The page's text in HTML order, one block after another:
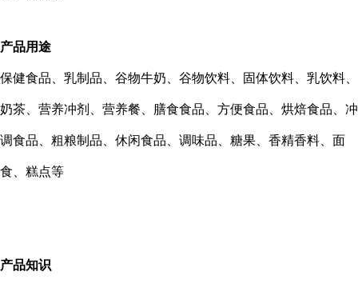
产品用途
保健食品、乳制品、谷物牛奶、谷物饮料、固体饮料、乳饮料、
奶茶、营养冲剂、营养餐、膳食食品、方便食品、烘焙食品、冲
调食品、粗粮制品、休闲食品、调味品、糖果、香精香料、面
食、糕点等
产品知识